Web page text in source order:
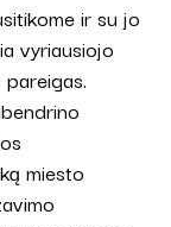
ir su jo
vyriausiojo
miesto